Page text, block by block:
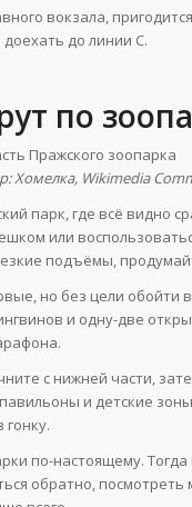
вокзала,
до линии C.
по
Wikimedia
парк, где всё видно
или
подъёмы,
но без цели обойти
и одну-две
с нижней части,
и детские
по-настоящему.
обратно,